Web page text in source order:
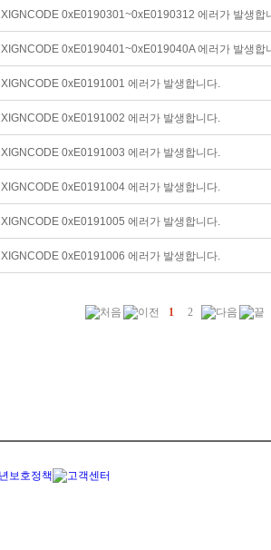
XIGNCODE 0xE0190301~0xE0190312 에러가 발생합
XIGNCODE 0xE0190401~0xE019040A 에러가 발생합
XIGNCODE 0xE0191001 에러가 발생합니다.
XIGNCODE 0xE0191002 에러가 발생합니다.
XIGNCODE 0xE0191003 에러가 발생합니다.
XIGNCODE 0xE0191004 에러가 발생합니다.
XIGNCODE 0xE0191005 에러가 발생합니다.
XIGNCODE 0xE0191006 에러가 발생합니다.
1 2